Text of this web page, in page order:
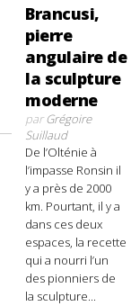
Brancusi,
pierre
angulaire de
la sculpture
moderne
parGrégoire
Suillaud
De l’Olténie à
l’impasse Ronsin il
y a près de 2000
km. Pourtant, il y a
dans ces deux
espaces, la recette
qui a nourri l’un
des pionniers de
la sculpture...